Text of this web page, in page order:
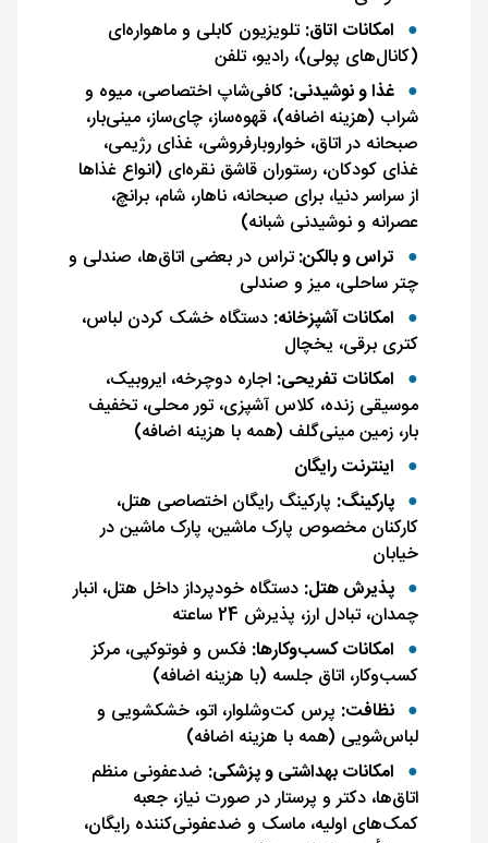
امکانات اتاق:تلویزیون کابلی و ماهواره‌ای
(کانال‌های پولی)، رادیو، تلفن
غذا و نوشیدنی: کافی‌شاپ اختصاصی، میوه و
شراب (هزینه اضافه)، قهوه‌ساز، چای‌ساز، مینی‌بار،
صبحانه در اتاق، خواروبارفروشی، غذای رژیمی،
غذای کودکان، رستوران قاشق نقره‌ای (انواع غذاها
از سراسر دنیا، برای صبحانه، ناهار، شام، برانچ،
عصرانه و نوشیدنی شبانه)
تراس و بالکن:تراس در بعضی اتاق‌ها، صندلی و
چتر ساحلی، میز و صندلی
امکانات آشپزخانه: دستگاه خشک‌ کردن لباس،
کتری برقی، یخچال
امکانات تفریحی: اجاره دوچرخه، ایروبیک،
موسیقی زنده، کلاس آشپزی، تور محلی، تخفیف
بار، زمین مینی‌گلف (همه با هزینه اضافه)
اینترنت رایگان
پارکینگ: پارکینگ رایگان اختصاصی هتل،
کارکنان مخصوص پارک ماشین، پارک ماشین در
خیابان
پذیرش هتل: دستگاه خودپرداز داخل هتل، انبار
چمدان، تبادل ارز، پذیرش 24 ساعته
امکانات کسب‌وکارها: فکس و فوتوکپی، مرکز
کسب‌وکار، اتاق جلسه (با هزینه اضافه)
نظافت: پرس کت‌وشلوار، اتو، خشکشویی و
لباس‌شویی (همه با هزینه اضافه)
امکانات بهداشتی و پزشکی: ضدعفونی منظم
اتاق‌ها، دکتر و پرستار در صورت نیاز، جعبه
کمک‌های اولیه، ماسک و ضدعفونی‌کننده رایگان،